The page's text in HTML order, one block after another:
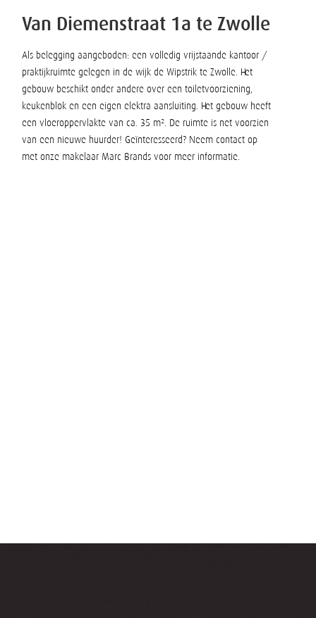
Van Diemenstraat 1a te Zwolle
Als belegging aangeboden: een volledig vrijstaande kantoor /
praktijkruimte gelegen in de wijk de Wipstrik te Zwolle. Het
gebouw beschikt onder andere over een toiletvoorziening,
keukenblok en een eigen elektra aansluiting. Het gebouw heeft
een vloeroppervlakte van ca. 35 m². De ruimte is net voorzien
van een nieuwe huurder! Geïnteresseerd? Neem contact op
met onze makelaar Marc Brands voor meer informatie.